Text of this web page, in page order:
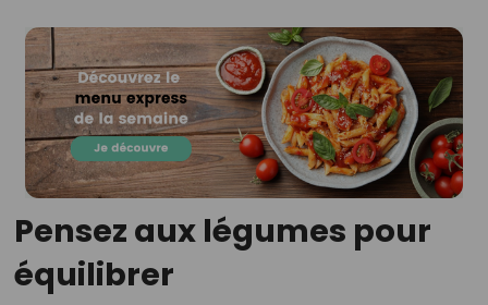
Pensez aux légumes pour
équilibrer